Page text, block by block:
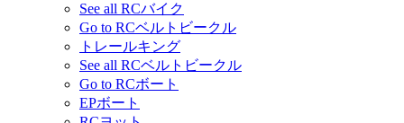
See all RCバイク
Go to RCベルトビークル
トレールキング
See all RCベルトビークル
Go to RCボート
EPボート